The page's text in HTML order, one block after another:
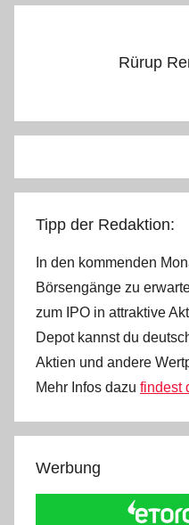
Rürup
Tipp der Redaktion:
In den kommenden
Börsengänge zu
zum IPO in attraktive
Depot kannst du
Aktien und andere
Mehr Infos dazu findest
Werbung